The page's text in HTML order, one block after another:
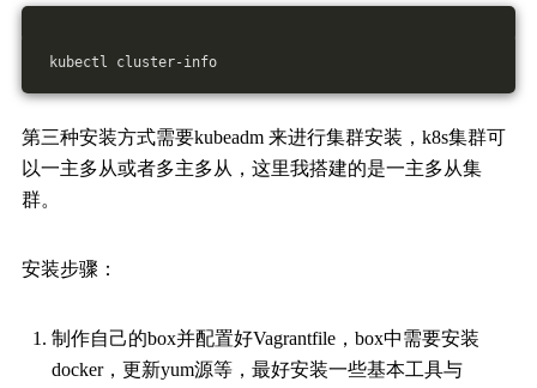
kubectl cluster-info
第三种安装方式需要kubeadm 来进行集群安装，k8s集群可
以一主多从或者多主多从，这里我搭建的是一主多从集
群。
安装步骤：
制作自己的box并配置好Vagrantfile，box中需要安装
docker，更新yum源等，最好安装一些基本工具与